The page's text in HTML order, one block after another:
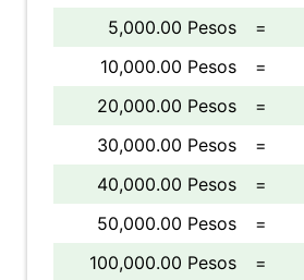
5,000.00 Pesos
=
10,000.00 Pesos
=
20,000.00 Pesos
=
30,000.00 Pesos
=
40,000.00 Pesos
=
50,000.00 Pesos
=
100,000.00 Pesos
=